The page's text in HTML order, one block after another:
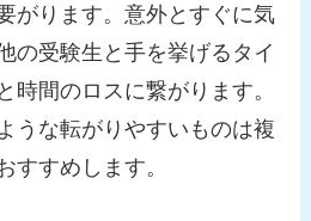
がります。意外とすぐに気
の受験生と手を挙げるタイ
時間のロスに繋がります。
うな転がりやすいものは複
すすめします。